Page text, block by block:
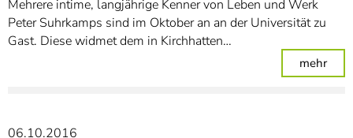
Mehrere intime, langjährige Kenner von Leben und Werk
Peter Suhrkamps sind im Oktober an an der Universität zu
Gast. Diese widmet dem in Kirchhatten…
mehr:
06.10.2016